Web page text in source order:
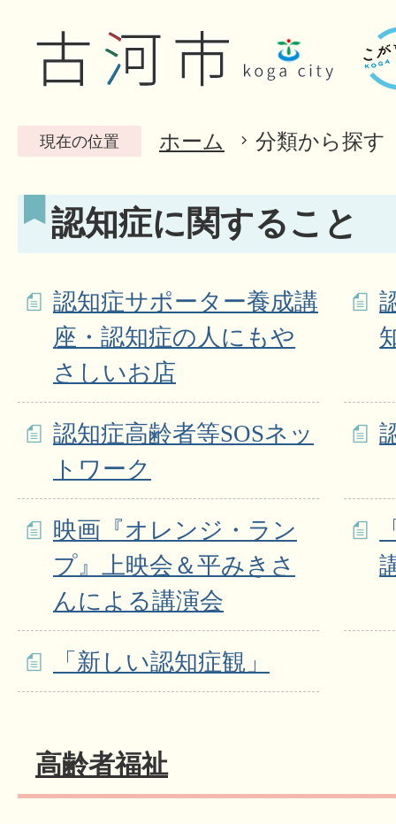
現在の位置 ホーム 分類から探す
認知症に関すること
認知症サポーター養成講
座・認知症の人にもや
さしいお店
認知症高齢者等SOSネッ
トワーク
映画『オレンジ・ラン
プ』上映会＆平みきさ
んによる講演会
「新しい認知症観」
高齢者福祉